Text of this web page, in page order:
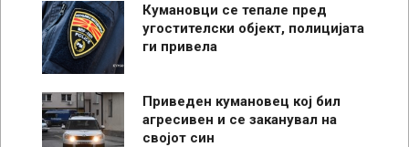
Кумановци се тепале пред
угостителски објект, полицијата
ги привела
Приведен кумановец кој бил
агресивен и се заканувал на
својот син